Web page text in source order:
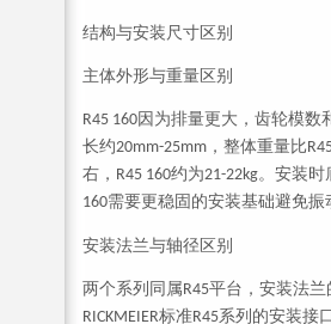
结构与安装尺寸区别
主体外形与重量区别
R45 160因为排量更大，齿轮模数
长约20mm-25mm ，整体重量比
右， R45 160约为21-22kg。安装时
160需要更稳固的安装基础避免振
安装法兰与轴径区别
两个系列同属R45平台，安装法
RICKMEIER标准R45系列的安装接